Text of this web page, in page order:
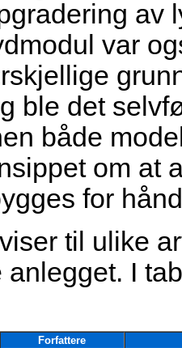
av
var
ble det
både
om at
for
til ulike
anlegget. I
Forfattere